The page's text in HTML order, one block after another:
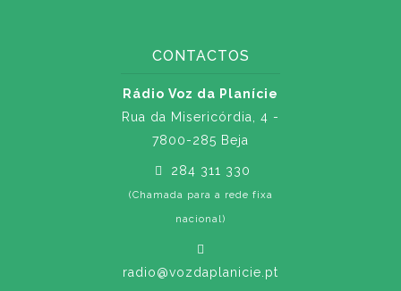
CONTACTOS
Rádio Voz da Planície
Rua da Misericórdia, 4 -
7800-285 Beja
284 311 330
(Chamada para a rede fixa
nacional)
radio@vozdaplanicie.pt